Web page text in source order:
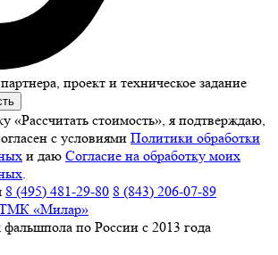
проект и техническое задание
«Рассчитать стоимость», я подтверждаю,
с условиями Политики обработки
и даю Согласие на обработку моих
.
8 (495) 481-29-80 8 (843) 206-07-89
по России с 2013 года